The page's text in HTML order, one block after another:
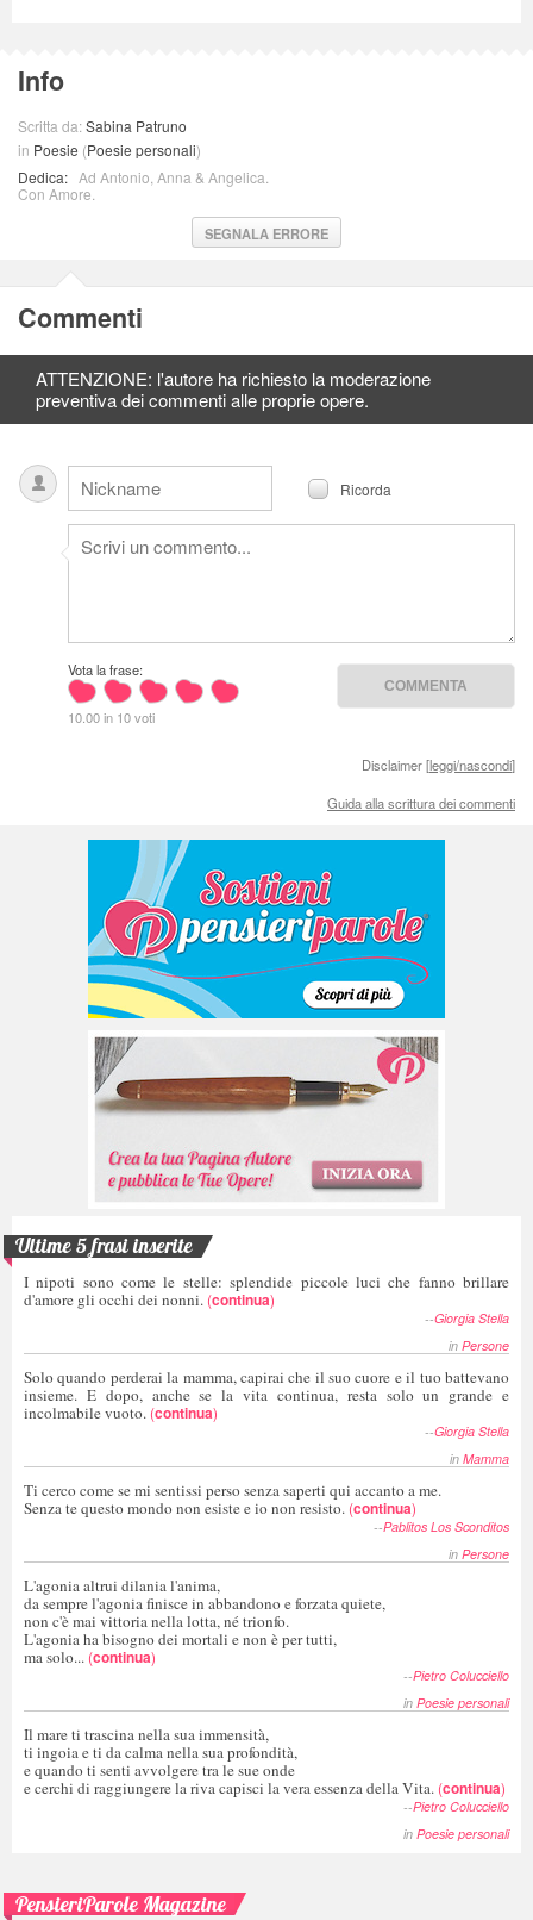
Info
Scritta da:Sabina Patruno
in Poesie (Poesie personali)
Dedica: Ad Antonio, Anna & Angelica.
Con Amore.
SEGNALA ERRORE
Commenti
ATTENZIONE: l'autore ha richiesto la moderazione
preventiva dei commenti alle proprie opere.
Ricorda
Vota la frase:
10.00 in 10 voti
Disclaimer [leggi/nascondi]
Guida alla scrittura dei commenti
Ultime 5 frasi inserite
I nipoti sono come le stelle: splendide piccole luci che fanno brillare
d'amore gli occhi dei nonni. (continua)
--Giorgia Stella
in Persone
Solo quando perderai la mamma, capirai che il suo cuore e il tuo battevano
insieme. E dopo, anche se la vita continua, resta solo un grande e
incolmabile vuoto. (continua)
--Giorgia Stella
in Mamma
Ti cerco come se mi sentissi perso senza saperti qui accanto a me.
Senza te questo mondo non esiste e io non resisto. (continua)
--Pablitos Los Sconditos
in Persone
L'agonia altrui dilania l'anima,
da sempre l'agonia finisce in abbandono e forzata quiete,
non c'è mai vittoria nella lotta, né trionfo.
L'agonia ha bisogno dei mortali e non è per tutti,
ma solo... (continua)
--Pietro Colucciello
in Poesie personali
Il mare ti trascina nella sua immensità,
ti ingoia e ti da calma nella sua profondità,
e quando ti senti avvolgere tra le sue onde
e cerchi di raggiungere la riva capisci la vera essenza della Vita. (continua)
--Pietro Colucciello
in Poesie personali
PensieriParole Magazine